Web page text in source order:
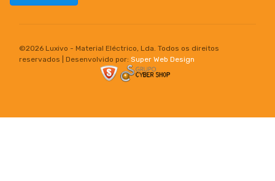
©2026 Luxivo - Material Eléctrico, Lda. Todos os direitos
reservados | Desenvolvido por: Super Web Design